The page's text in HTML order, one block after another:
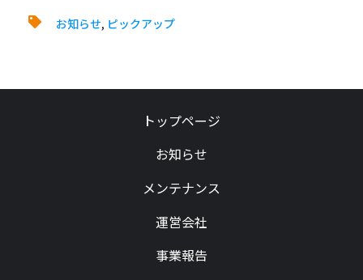
お知らせ, ピックアップ
トップページ
お知らせ
メンテナンス
運営会社
事業報告